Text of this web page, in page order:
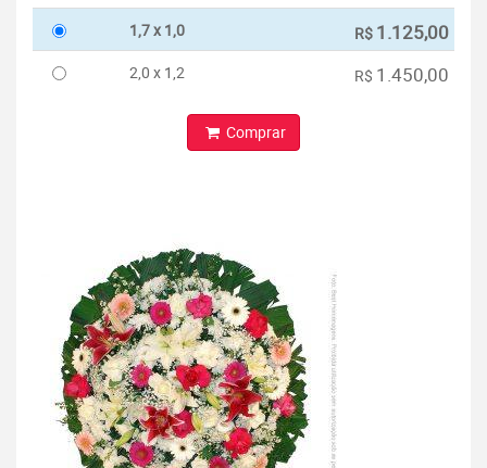
1,7 x 1,0 R$ 1.125,00
2,0 x 1,2 R$ 1.450,00
Comprar